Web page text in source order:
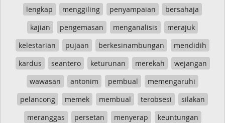
lengkap
menggiling penyampaian
bersahaja
kajian
pengemasan menganalisis
merajuk
kelestarian
pujaan berkesinambungan
mendidih
kardus
seantero keturunan merekah
wejangan
wawasan
antonim pembual
memengaruhi
pelancong
memek membual terobsesi
silakan
meranggas
persetan menyerap keuntungan